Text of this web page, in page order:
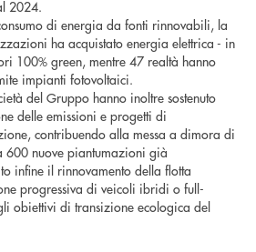
2024.
di energia da fonti rinnovabili, la
ha acquistato energia elettrica - in
100% green, mentre 47 realtà hanno
impianti fotovoltaici.
del Gruppo hanno inoltre sostenuto
delle emissioni e progetti di
contribuendo alla messa a dimora di
nuove piantumazioni già
infine il rinnovamento della flotta
progressiva di veicoli ibridi o full-
obiettivi di transizione ecologica del